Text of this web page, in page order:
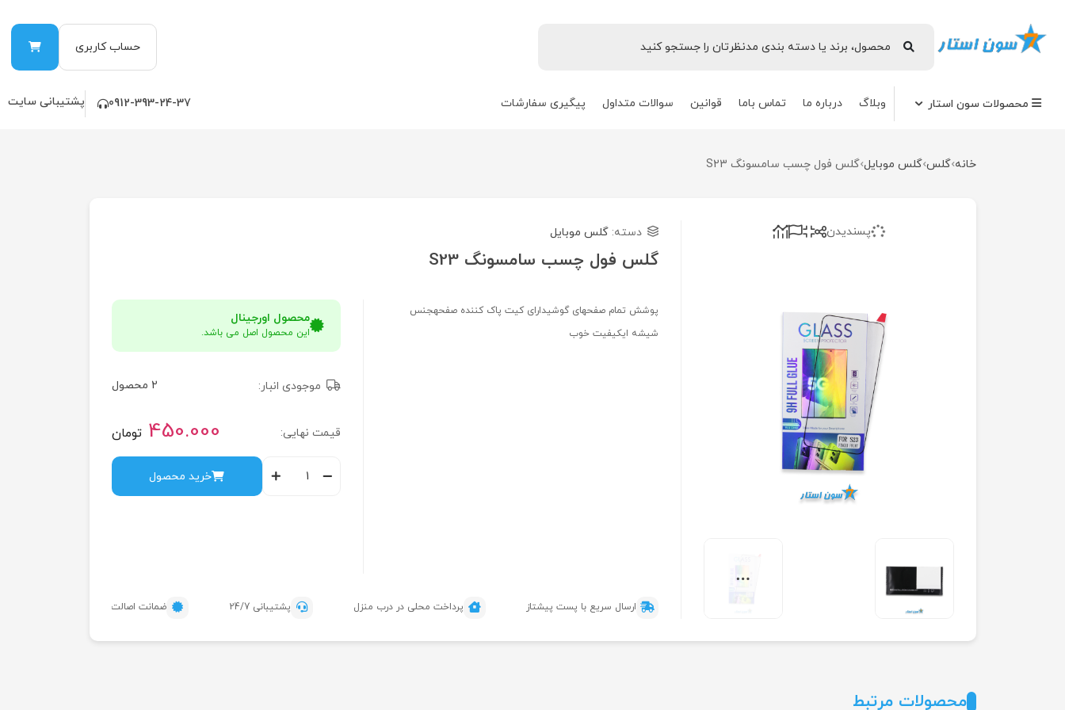
حساب کاربری
محصولات سون استار وبلاگ درباره ما تماس باما قوانین سوالات متداول پیگیری سفارشات پشتیبانی سایت 0912-393-24-37
خانه گلس گلس موبایل گلس فول چسب سامسونگ S23
پسندیدن دسته: گلس موبایل
گلس فول چسب سامسونگ S23
پوشش تمام صفحهای گوشیدارای کیت پاک کننده صفحهجنس
شیشه ایکیفیت خوب
محصول اورجینال
این محصول اصل می باشد.
موجودی انبار: 2 محصول
قیمت نهایی: تومان450.000
خرید محصول
ارسال سریع با پست پیشتاز پرداخت محلی در درب منزل پشتیبانی 24/7 ضمانت اصالت محصول
محصولات مرتبط